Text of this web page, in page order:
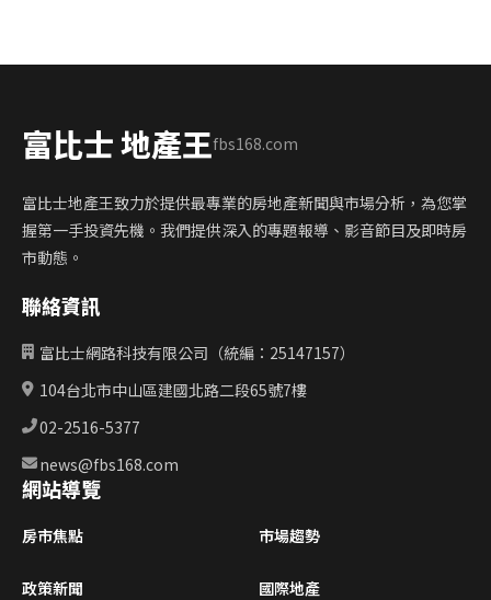
富比士 地產王fbs168.com
富比士地產王致力於提供最專業的房地產新聞與市場分析，為您掌
握第一手投資先機。我們提供深入的專題報導、影音節目及即時房
市動態。
聯絡資訊
富比士網路科技有限公司（統編：25147157）
104台北市中山區建國北路二段65號7樓
02-2516-5377
news@fbs168.com
網站導覽
房市焦點 市場趨勢
政策新聞 國際地產